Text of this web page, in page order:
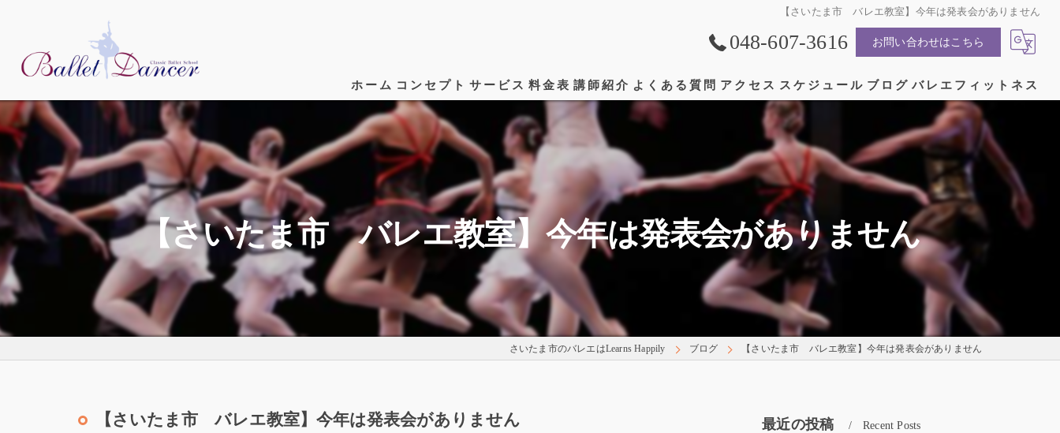
【さいたま市 バレエ教室】今年は発表会がありません
048-607-3616 お問い合わせはこちら
ホーム コンセプト サービス 料金表 講師紹介 よくある質問 アクセス
漫画特集
スケジュール ブログ バレエフィットネス
【さいたま市 バレエ教室】今年は発表会がありません
さいたま市のバレエはLearns Happily ブログ 【さいたま市 バレエ教室】今年は発表会がありません
【さいたま市 バレエ教室】今年は発表会がありません 最近の投稿 Recent Posts